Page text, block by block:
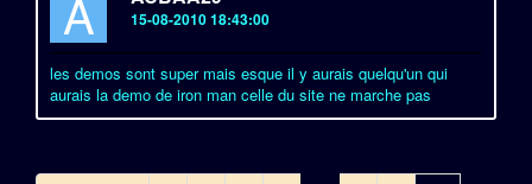
A 15-08-2010 18:43:00
les demos sont super mais esque il y aurais quelqu'un qui
aurais la demo de iron man celle du site ne marche pas